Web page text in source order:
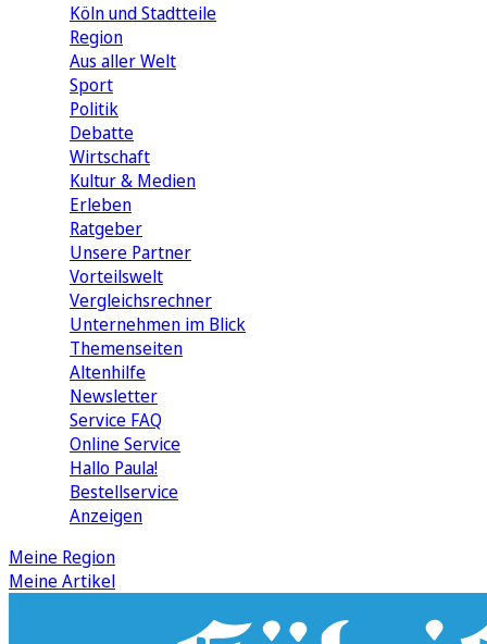
Köln und Stadtteile
Region
Aus aller Welt
Sport
Politik
Debatte
Wirtschaft
Kultur & Medien
Erleben
Ratgeber
Unsere Partner
Vorteilswelt
Vergleichsrechner
Unternehmen im Blick
Themenseiten
Altenhilfe
Newsletter
Service FAQ
Online Service
Hallo Paula!
Bestellservice
Anzeigen
Meine Region
Meine Artikel